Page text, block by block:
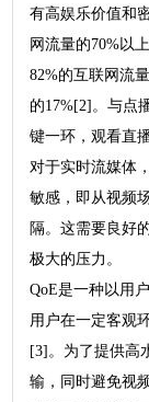
有高娱乐价值和
网流量的70%以
82%的互联网流
的17%[2]。与点
键一环，观看直
对于实时流媒体
敏感，即从视频
隔。这需要良好
极大的压力。
QoE是一种以用
用户在一定客观
[3]。为了提供高
输，同时避免视